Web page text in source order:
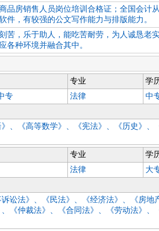
品房销售人员岗位培训合格证；全国会计
件，有较强的公文写作能力与排版能力。
苦，乐于助人，能吃苦耐劳，为人诚恳老
各种环境并融合其中。
专业
学
专 法律
中
》、《高等数学》、《宪法》、《历史》、
专业
学
法律
大
诉讼法》、《民法》、《经济法》、《房地
《仲裁法》、《合同法》、《劳动法》、